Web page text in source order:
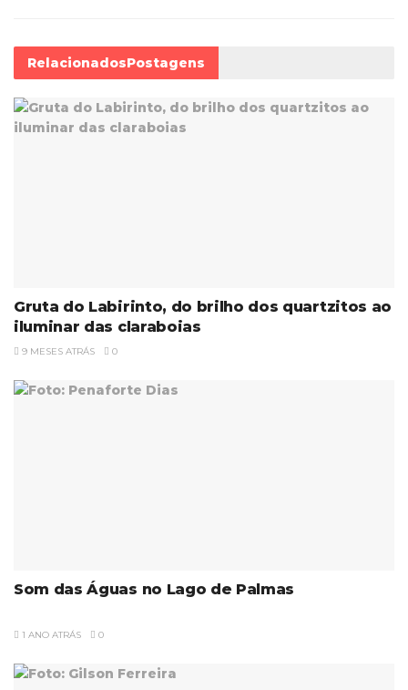
RelacionadosPostagens
Gruta do Labirinto, do brilho dos quartzitos ao
iluminar das claraboias
9 MESES ATRÁS 0
Som das Águas no Lago de Palmas
1 ANO ATRÁS 0